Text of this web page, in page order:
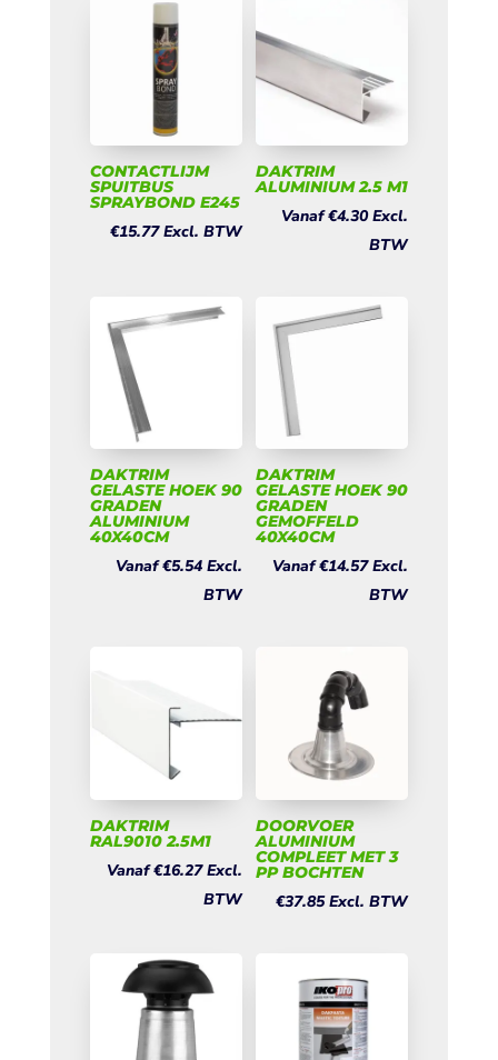
CONTACTLIJM
SPUITBUS
SPRAYBOND E245
€15.77 Excl. BTW
DAKTRIM
ALUMINIUM 2.5 M1
Vanaf€4.30 Excl.
BTW
DAKTRIM
GELASTE HOEK 90
GRADEN
ALUMINIUM
40X40CM
Vanaf€5.54 Excl.
BTW
DAKTRIM
GELASTE HOEK 90
GRADEN
GEMOFFELD
40X40CM
Vanaf€14.57 Excl.
BTW
DAKTRIM
RAL9010 2.5M1
Vanaf€16.27 Excl.
BTW
DOORVOER
ALUMINIUM
COMPLEET MET 3
PP BOCHTEN
€37.85 Excl. BTW